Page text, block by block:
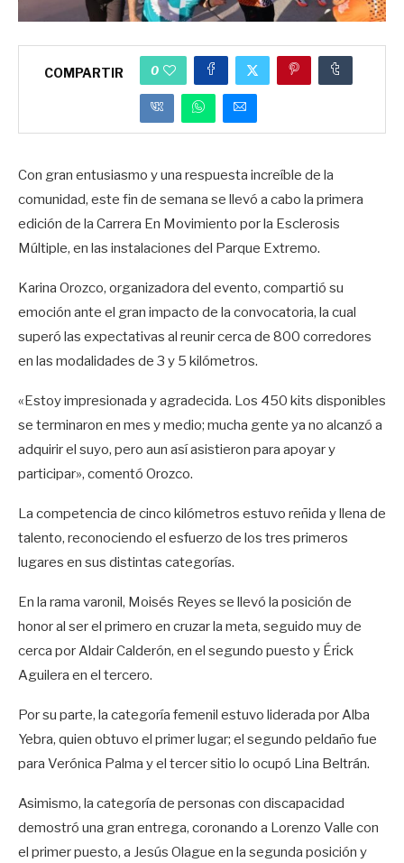
COMPARTIR 0
Con gran entusiasmo y una respuesta increíble de la
comunidad, este fin de semana se llevó a cabo la primera
edición de la Carrera En Movimiento por la Esclerosis
Múltiple, en las instalaciones del Parque Extremo.
Karina Orozco, organizadora del evento, compartió su
emoción ante el gran impacto de la convocatoria, la cual
superó las expectativas al reunir cerca de 800 corredores
en las modalidades de 3 y 5 kilómetros.
«Estoy impresionada y agradecida. Los 450 kits disponibles
se terminaron en mes y medio; mucha gente ya no alcanzó a
adquirir el suyo, pero aun así asistieron para apoyar y
participar», comentó Orozco.
La competencia de cinco kilómetros estuvo reñida y llena de
talento, reconociendo el esfuerzo de los tres primeros
lugares en sus distintas categorías.
En la rama varonil, Moisés Reyes se llevó la posición de
honor al ser el primero en cruzar la meta, seguido muy de
cerca por Aldair Calderón, en el segundo puesto y Érick
Aguilera en el tercero.
Por su parte, la categoría femenil estuvo liderada por Alba
Yebra, quien obtuvo el primer lugar; el segundo peldaño fue
para Verónica Palma y el tercer sitio lo ocupó Lina Beltrán.
Asimismo, la categoría de personas con discapacidad
demostró una gran entrega, coronando a Lorenzo Valle con
el primer puesto, a Jesús Olague en la segunda posición y